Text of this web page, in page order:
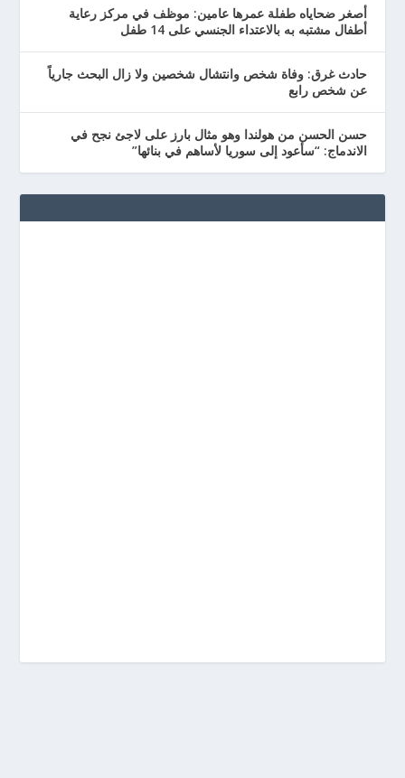
أصغر ضحاياه طفلة عمرها عامين: موظف في مركز رعاية
أطفال مشتبه به بالاعتداء الجنسي على 14 طفل
حادث غرق: وفاة شخص وانتشال شخصين ولا زال البحث جارياً
عن شخص رابع
حسن الحسن من هولندا وهو مثال بارز على لاجئ نجح في
الاندماج: “سأعود إلى سوريا لأساهم في بنائها”